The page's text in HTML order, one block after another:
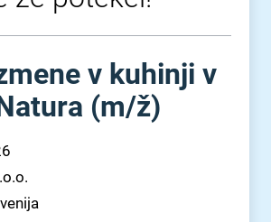
v kuhinji v
(m⁠/⁠ž)